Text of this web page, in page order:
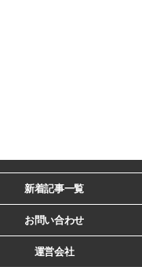
新着記事一覧
お問い合わせ
運営会社